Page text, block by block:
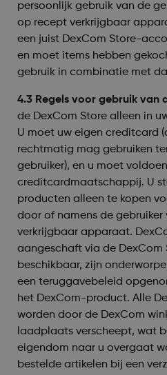
persoonlijk gebruik van de
op recept verkrijgbaar
een juist DexCom Store-
en moet items hebben
gebruik in combinatie met
4.3 Regels voor gebruik van
de DexCom Store alleen in
U moet uw eigen creditcard
rechtmatig mag gebruiken
gebruiker), en u moet
creditcardmaatschappij. U
producten alleen te kopen
door of namens de
verkrijgbaar apparaat.
aangeschaft via de DexCom
beschikbaar, zijn
een teruggavebeleid
het DexCom-product. Alle
worden door de DexCom
laadplaats verscheept, wat
eigendom naar u overgaat
bestelde artikelen bij een